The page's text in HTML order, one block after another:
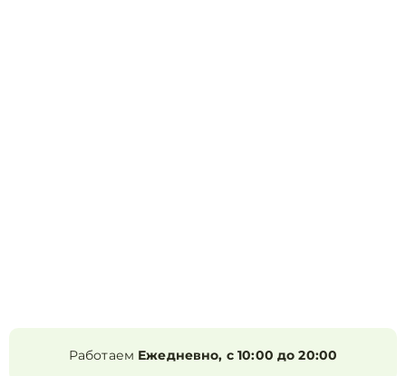
Работаем Ежедневно, с 10:00 до 20:00